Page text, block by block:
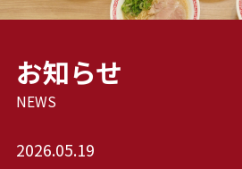
お知らせ
NEWS
2026.05.19